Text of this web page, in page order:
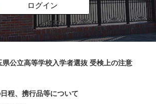
ログイン
県公立高等学校入学者選抜 受検上の注意
日程、携行品等について